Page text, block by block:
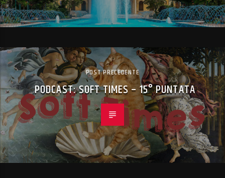
POST PRECEDENTE
PODCAST: SOFT TIMES – 15° PUNTATA